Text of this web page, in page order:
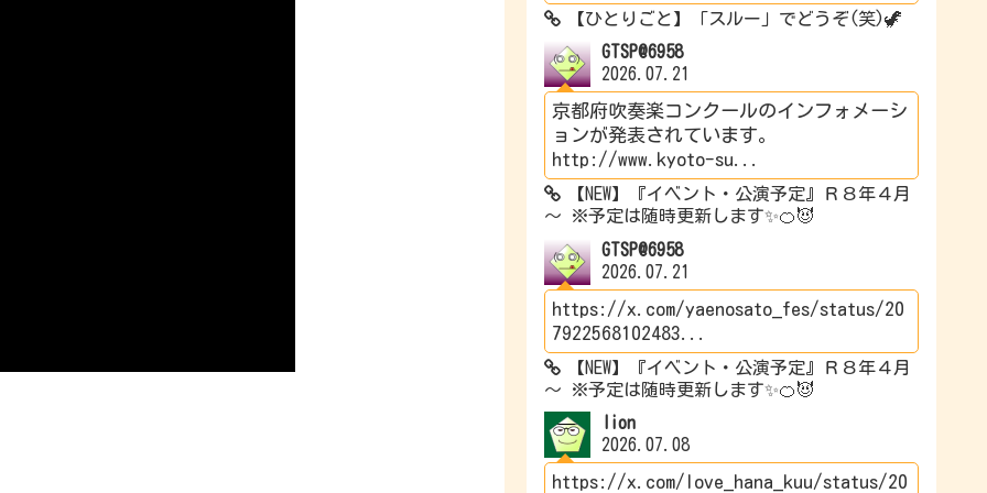
【ひとりごと】「スルー」でどうぞ(笑)🦖
GTSP@6958
2026.07.21
京都府吹奏楽コンクールのインフォメーシ
ョンが発表されています。
http://www.kyoto-su...
【NEW】『イベント・公演予定』Ｒ８年４月
～ ※予定は随時更新します✨🍊😈
GTSP@6958
2026.07.21
https://x.com/yaenosato_fes/status/20
7922568102483...
【NEW】『イベント・公演予定』Ｒ８年４月
～ ※予定は随時更新します✨🍊😈
lion
2026.07.08
https://x.com/love_hana_kuu/status/20